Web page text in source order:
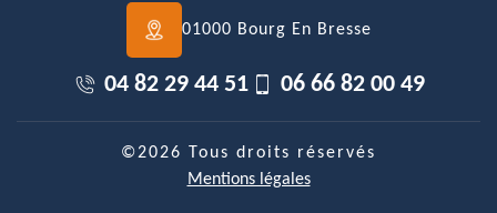
01000 Bourg En Bresse
04 82 29 44 51 06 66 82 00 49
©2026 Tous droits réservés
Mentions légales